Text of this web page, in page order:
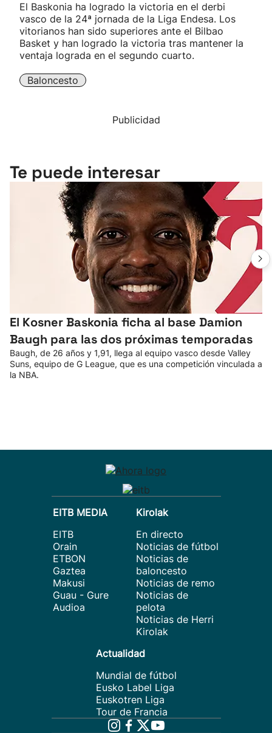
El Baskonia ha logrado la victoria en el derbi
vasco de la 24ª jornada de la Liga Endesa. Los
vitorianos han sido superiores ante el Bilbao
Basket y han logrado la victoria tras mantener la
ventaja lograda en el segundo cuarto.
Baloncesto
Publicidad
Te puede interesar
El Kosner Baskonia ficha al base Damion
Baugh para las dos próximas temporadas
Baugh, de 26 años y 1,91, llega al equipo vasco desde Valley
Suns, equipo de G League, que es una competición vinculada a
la NBA.
EITB MEDIA
EITB
Orain
ETBON
Gaztea
Makusi
Guau - Gure
Audioa
Kirolak
En directo
Noticias de fútbol
Noticias de
baloncesto
Noticias de remo
Noticias de
pelota
Noticias de Herri
Kirolak
Actualidad
Mundial de fútbol
Eusko Label Liga
Euskotren Liga
Tour de Francia